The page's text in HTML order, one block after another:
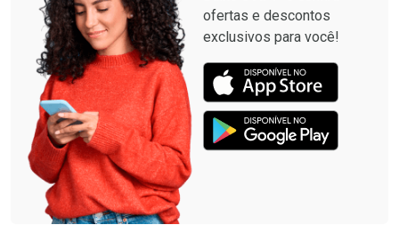
ofertas e descontos
exclusivos para você!